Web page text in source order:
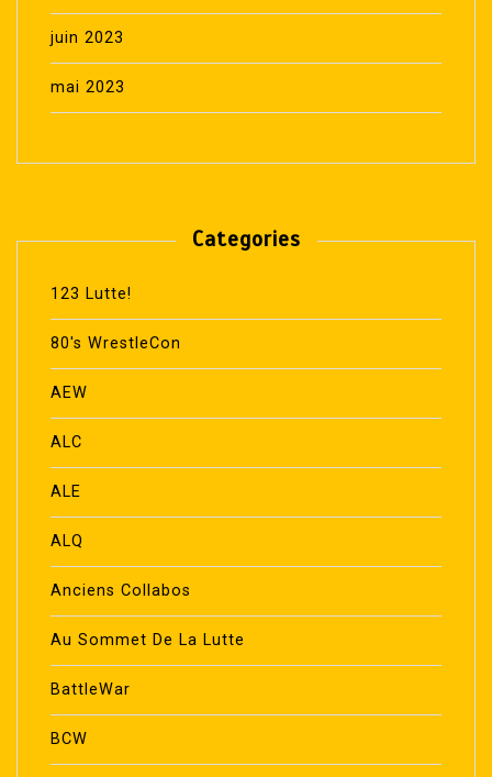
juin 2023
mai 2023
Categories
123 Lutte!
80's WrestleCon
AEW
ALC
ALE
ALQ
Anciens Collabos
Au Sommet De La Lutte
BattleWar
BCW